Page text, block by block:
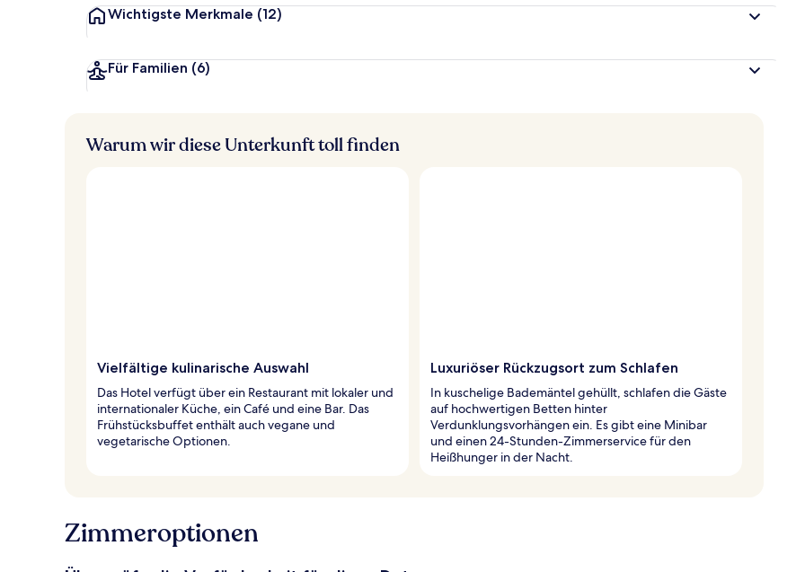
Wichtigste Merkmale (12)
Für Familien (6)
Warum wir diese Unterkunft toll finden
Vielfältige kulinarische Auswahl
Das Hotel verfügt über ein Restaurant mit lokaler und
internationaler Küche, ein Café und eine Bar. Das
Frühstücksbuffet enthält auch vegane und
vegetarische Optionen.
Luxuriöser Rückzugsort zum Schlafen
In kuschelige Bademäntel gehüllt, schlafen die Gäste
auf hochwertigen Betten hinter
Verdunklungsvorhängen ein. Es gibt eine Minibar
und einen 24-Stunden-Zimmerservice für den
Heißhunger in der Nacht.
Zimmeroptionen